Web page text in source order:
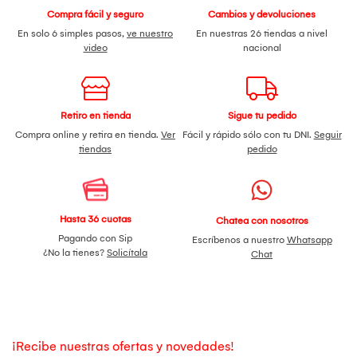
Compra fácil y seguro
En solo 6 simples pasos, ve nuestro
video
Cambios y devoluciones
En nuestras 26 tiendas a nivel
nacional
Retiro en tienda
Compra online y retira en tienda. Ver
tiendas
Sigue tu pedido
Fácil y rápido sólo con tu DNI. Seguir
pedido
Hasta 36 cuotas
Pagando con Sip
¿No la tienes? Solicítala
Chatea con nosotros
Escríbenos a nuestro Whatsapp
Chat
¡Recibe nuestras ofertas y novedades!